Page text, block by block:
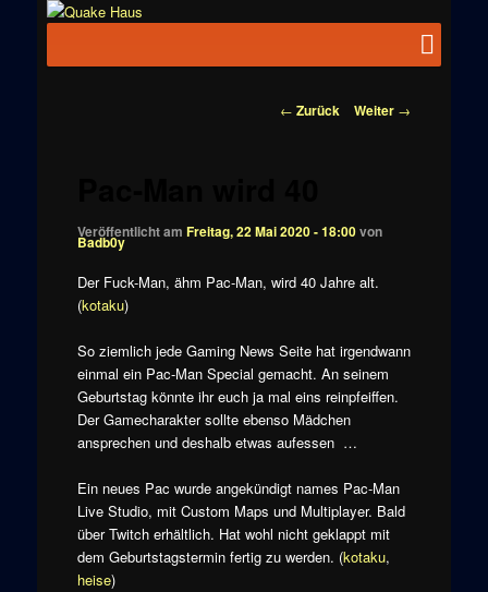
News zu
Beitragsnavigation
← Zurück Weiter →
Veröffentlicht am Freitag, 22 Mai 2020 - 18:00von
Badb0y
Der Fuck-Man, ähm Pac-Man, wird 40 Jahre alt.
(kotaku)
So ziemlich jede Gaming News Seite hat irgendwann
einmal ein Pac-Man Special gemacht. An seinem
Geburtstag könnte ihr euch ja mal eins reinpfeiffen.
Der Gamecharakter sollte ebenso Mädchen
ansprechen und deshalb etwas aufessen …
Ein neues Pac wurde angekündigt names Pac-Man
Live Studio, mit Custom Maps und Multiplayer. Bald
über Twitch erhältlich. Hat wohl nicht geklappt mit
dem Geburtstagstermin fertig zu werden. (kotaku,
heise)